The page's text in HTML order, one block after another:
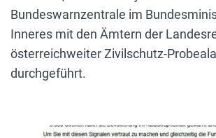
Bundeswarnzentrale im
Inneres mit den Ämtern der
österreichweiter Zivilschutz-
durchgeführt.